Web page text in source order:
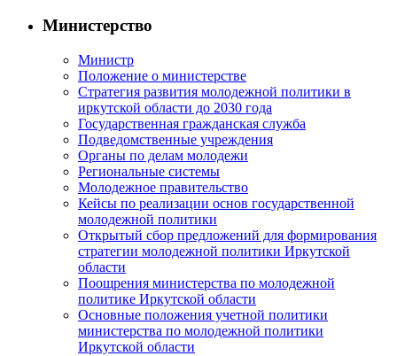
Министерство
Министр
Положение о министерстве
Стратегия развития молодежной политики в
иркутской области до 2030 года
Государственная гражданская служба
Подведомственные учреждения
Органы по делам молодежи
Региональные системы
Молодежное правительство
Кейсы по реализации основ государственной
молодежной политики
Открытый сбор предложений для формирования
стратегии молодежной политики Иркутской
области
Поощрения министерства по молодежной
политике Иркутской области
Основные положения учетной политики
министерства по молодежной политики
Иркутской области